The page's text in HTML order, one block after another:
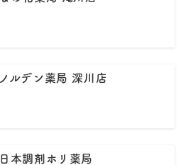
ノルデン薬局 深川店
日本調剤ホリ薬局